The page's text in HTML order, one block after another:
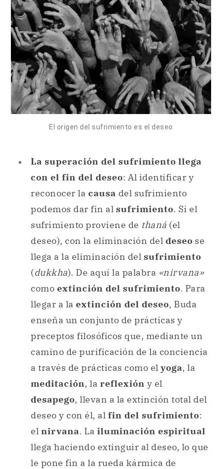
El origen del sufrimiento es el deseo
La superación del sufrimiento llega
con el fin del deseo: Al identificar y
reconocer la causa del sufrimiento
podemos dar fin al sufrimiento. Si el
sufrimiento proviene de thaná (el
deseo), con la eliminación del deseo se
llega a la eliminación del sufrimiento
(dukkha). De aquí la palabra «nirvana»
como extinción del sufrimiento. Para
llegar a la extinción del deseo, Buda
enseña un conjunto de prácticas y
preceptos filosóficos que, mediante un
camino de purificación de la conciencia
a través de prácticas como el yoga, la
meditación, la reflexión y el
desapego, llevan a la extinción total del
deseo y con él, al fin del sufrimiento:
el nirvana. La iluminación espiritual
llega haciendo extinguir al deseo, lo que
le pone fin a la rueda kármica de